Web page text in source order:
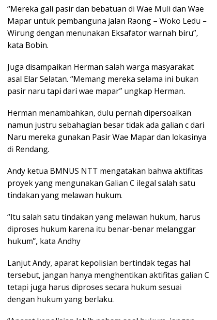
“Mereka gali pasir dan bebatuan di Wae Muli dan Wae
Mapar untuk pembanguna jalan Raong – Woko Ledu –
Wirung dengan menunakan Eksafator warnah biru”,
kata Bobin.
Juga disampaikan Herman salah warga masyarakat
asal Elar Selatan. “Memang mereka selama ini bukan
pasir naru tapi dari wae mapar” ungkap Herman.
Herman menambahkan, dulu pernah dipersoalkan
namun justru sebahagian besar tidak ada galian c dari
Naru mereka gunakan Pasir Wae Mapar dan lokasinya
di Rendang.
Andy ketua BMNUS NTT mengatakan bahwa aktifitas
proyek yang mengunakan Galian C ilegal salah satu
tindakan yang melawan hukum.
“Itu salah satu tindakan yang melawan hukum, harus
diproses hukum karena itu benar-benar melanggar
hukum”, kata Andhy
Lanjut Andy, aparat kepolisian bertindak tegas hal
tersebut, jangan hanya menghentikan aktifitas galian C
tetapi juga harus diproses secara hukum sesuai
dengan hukum yang berlaku.